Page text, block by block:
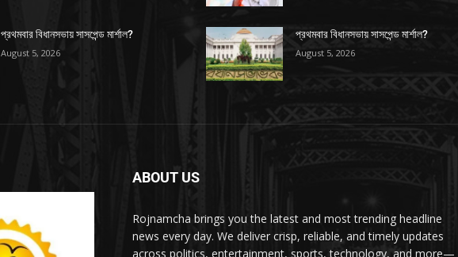
প্রথমবার বিধানসভায় সাসপেন্ড মার্শাল?
August 5, 2026
প্রথমবার বিধানসভায় সাসপেন্ড মার্শাল?
August 5, 2026
ABOUT US
Rojnamcha brings you the latest and most trending headline
news every day. We deliver crisp, reliable, and timely updates
across politics, entertainment, sports, technology, and more—